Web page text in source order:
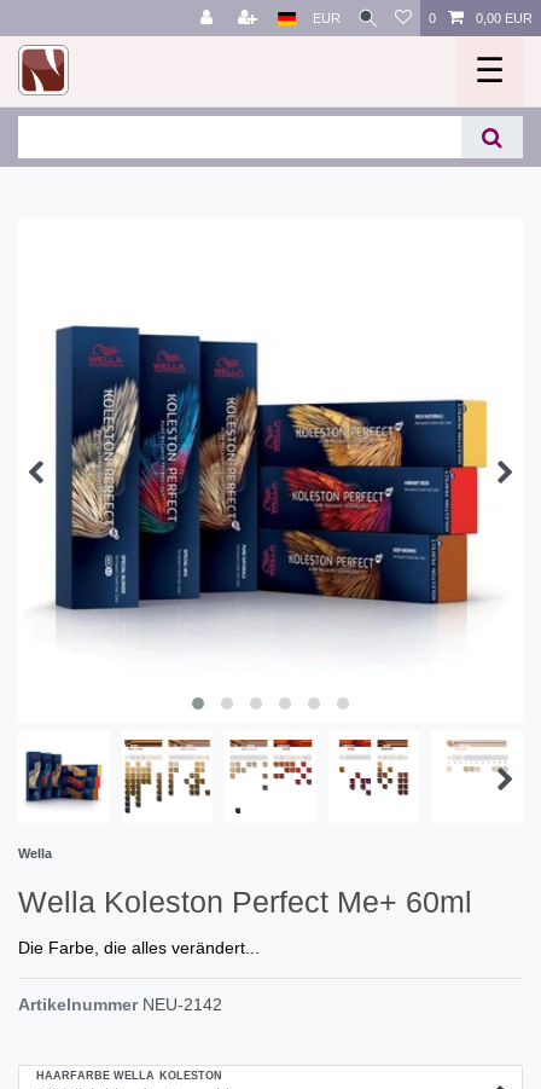
EUR 0 0,00 EUR
☰
Wella
Wella Koleston Perfect Me+ 60ml
Die Farbe, die alles verändert...
Artikelnummer NEU-2142
HAARFARBE WELLA KOLESTON